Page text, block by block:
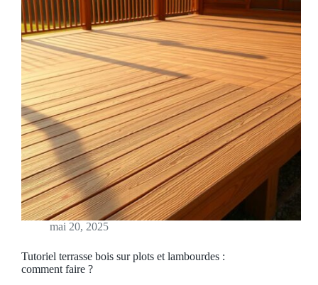
mai 20, 2025
Tutoriel terrasse bois sur plots et lambourdes :
comment faire ?